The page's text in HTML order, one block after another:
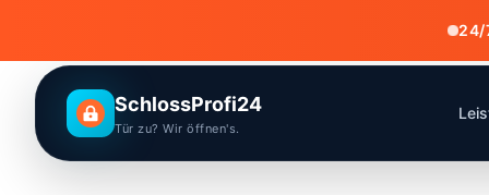
24/
SchlossProfi24
Tür zu? Wir öffnen's.